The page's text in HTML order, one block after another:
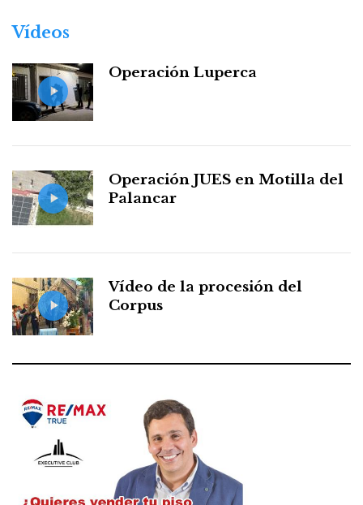
Vídeos
Operación Luperca
Operación JUES en Motilla del
Palancar
Vídeo de la procesión del
Corpus